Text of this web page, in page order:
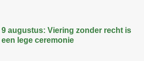
9 augustus: Viering zonder recht is
een lege ceremonie